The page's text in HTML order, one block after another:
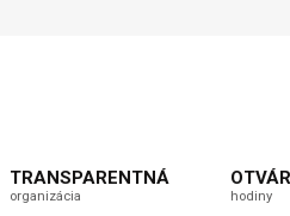
TRANSPARENTNÁ
organizácia hodiny